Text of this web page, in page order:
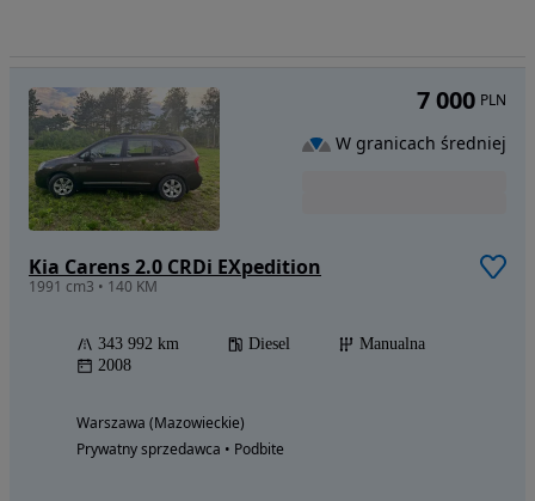
Kia Carens 2.0 CRDi EXpedition
1991 cm3 • 140 KM
343 992 km Diesel
Manualna
2008
Warszawa (Mazowieckie)
Prywatny sprzedawca • Podbite
7 000 PLN
W granicach średniej